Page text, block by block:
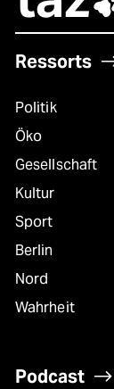
Ressorts
Politik
Öko
Gesellschaft
Kultur
Sport
Berlin
Nord
Wahrheit
Podcast